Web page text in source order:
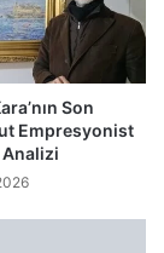
Son
Empresyonist
Analizi